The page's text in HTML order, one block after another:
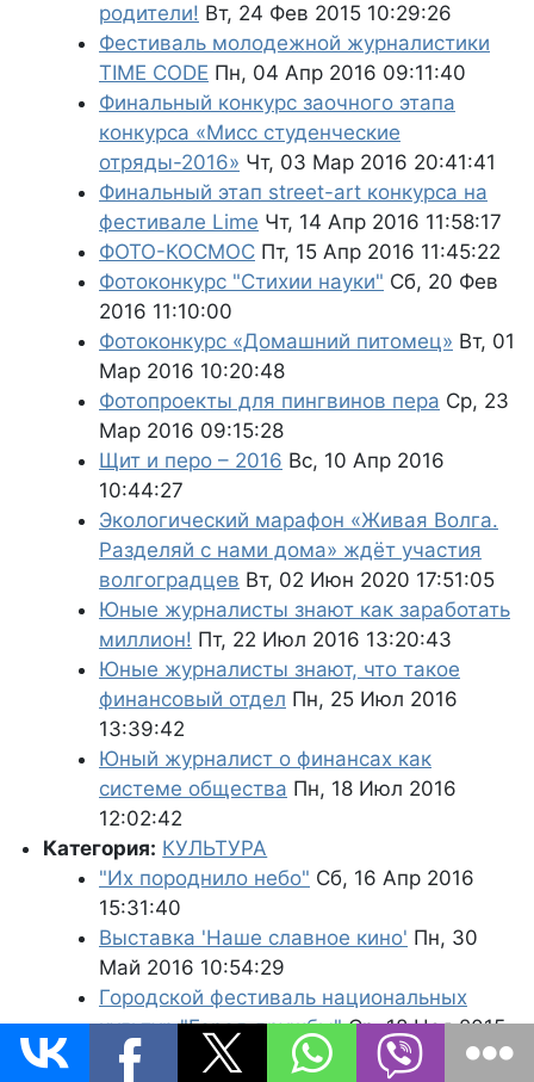
родители! Вт, 24 Фев 2015 10:29:26
Фестиваль молодежной журналистики
TIME CODE Пн, 04 Апр 2016 09:11:40
Финальный конкурс заочного этапа
конкурса «Мисс студенческие
отряды-2016» Чт, 03 Мар 2016 20:41:41
Финальный этап street-art конкурса на
фестивале Lime Чт, 14 Апр 2016 11:58:17
ФОТО-КОСМОС Пт, 15 Апр 2016 11:45:22
Фотоконкурс "Стихии науки" Сб, 20 Фев
2016 11:10:00
Фотоконкурс «Домашний питомец» Вт, 01
Мар 2016 10:20:48
Фотопроекты для пингвинов пера Ср, 23
Мар 2016 09:15:28
Щит и перо – 2016 Вс, 10 Апр 2016
10:44:27
Экологический марафон «Живая Волга.
Разделяй с нами дома» ждёт участия
волгоградцев Вт, 02 Июн 2020 17:51:05
Юные журналисты знают как заработать
миллион! Пт, 22 Июл 2016 13:20:43
Юные журналисты знают, что такое
финансовый отдел Пн, 25 Июл 2016
13:39:42
Юный журналист о финансах как
системе общества Пн, 18 Июл 2016
12:02:42
Категория: КУЛЬТУРА
"Их породнило небо" Сб, 16 Апр 2016
15:31:40
Выставка 'Наше славное кино' Пн, 30
Май 2016 10:54:29
Городской фестиваль национальных
культур "Город дружбы"Ср, 18 Ноя 2015
16:22:22